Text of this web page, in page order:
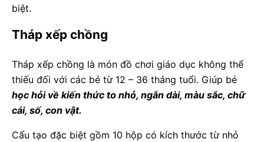
biệt.
Tháp xếp chồng
Tháp xếp chồng là món đồ chơi giáo dục không thể
thiếu đối với các bé từ 12 – 36 tháng tuổi. Giúp bé
học hỏi về kiến thức to nhỏ, ngắn dài, màu sắc, chữ
cái, số, con vật.
Cấu tạo đặc biệt gồm 10 hộp có kích thước từ nhỏ